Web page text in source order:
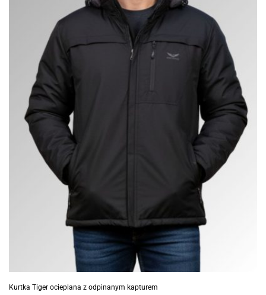
Kurtka Tiger ocieplana z odpinanym kapturem